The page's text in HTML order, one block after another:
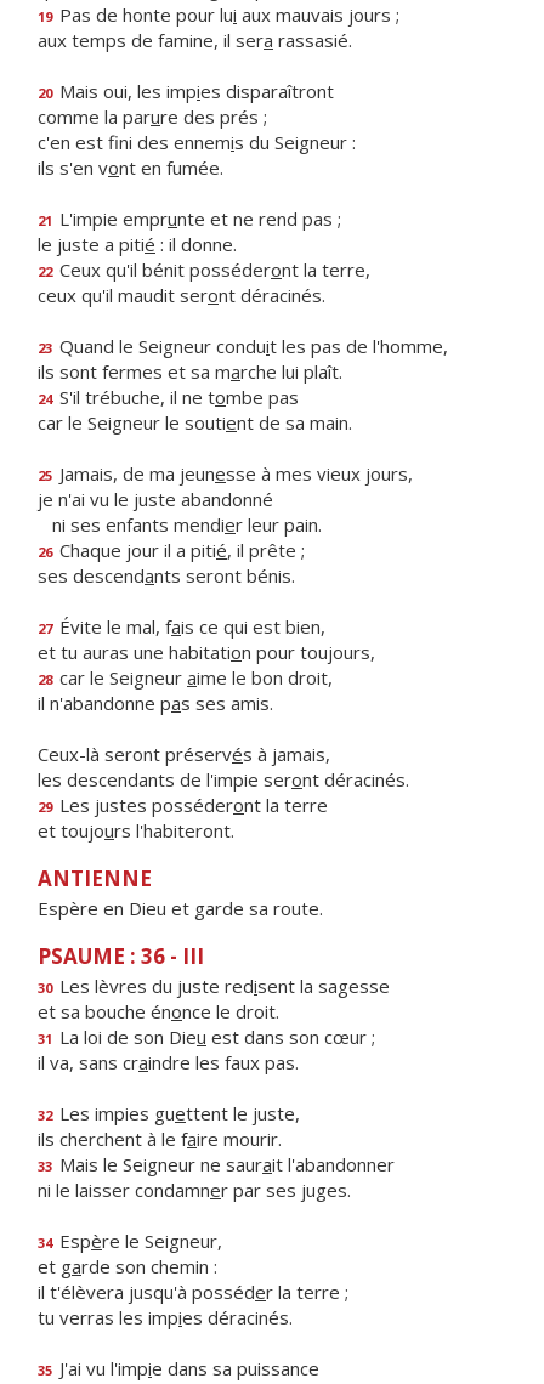
19 Pas de honte pour lui aux mauvais jours ;
aux temps de famine, il sera rassasié.
20 Mais oui, les impies disparaîtront
comme la parure des prés ;
c'en est fini des ennemis du Seigneur :
ils s'en vont en fumée.
21 L'impie emprunte et ne rend pas ;
le juste a pitié : il donne.
22 Ceux qu'il bénit posséderont la terre,
ceux qu'il maudit seront déracinés.
23 Quand le Seigneur conduit les pas de l'homme,
ils sont fermes et sa marche lui plaît.
24 S'il trébuche, il ne tombe pas
car le Seigneur le soutient de sa main.
25 Jamais, de ma jeunesse à mes vieux jours,
je n'ai vu le juste abandonné
ni ses enfants mendier leur pain.
26 Chaque jour il a pitié, il prête ;
ses descendants seront bénis.
27 Évite le mal, fais ce qui est bien,
et tu auras une habitation pour toujours,
28 car le Seigneur aime le bon droit,
il n'abandonne pas ses amis.
Ceux-là seront préservés à jamais,
les descendants de l'impie seront déracinés.
29 Les justes posséderont la terre
et toujours l'habiteront.
ANTIENNE
Espère en Dieu et garde sa route.
PSAUME : 36 - III
30 Les lèvres du juste redisent la sagesse
et sa bouche énonce le droit.
31 La loi de son Dieu est dans son cœur ;
il va, sans craindre les faux pas.
32 Les impies guettent le juste,
ils cherchent à le faire mourir.
33 Mais le Seigneur ne saurait l'abandonner
ni le laisser condamner par ses juges.
34 Espère le Seigneur,
et garde son chemin :
il t'élèvera jusqu'à posséder la terre ;
tu verras les impies déracinés.
35 J'ai vu l'impie dans sa puissance